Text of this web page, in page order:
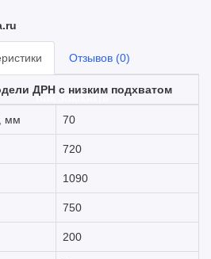
Как заказать
Отзывов (0)
ДРН с низким подхватом
мм 70
720
1090
750
200